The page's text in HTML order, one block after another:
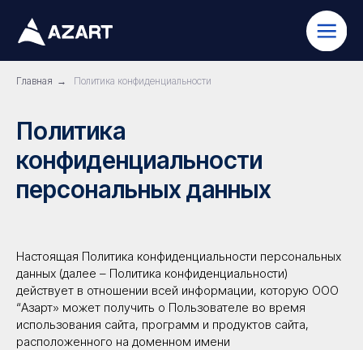
Главная → Политика конфиденциальности
Политика
конфиденциальности
персональных данных
Настоящая Политика конфиденциальности персональных
данных (далее – Политика конфиденциальности)
действует в отношении всей информации, которую ООО
“Азарт» может получить о Пользователе во время
использования сайта, программ и продуктов сайта,
расположенного на доменном имени